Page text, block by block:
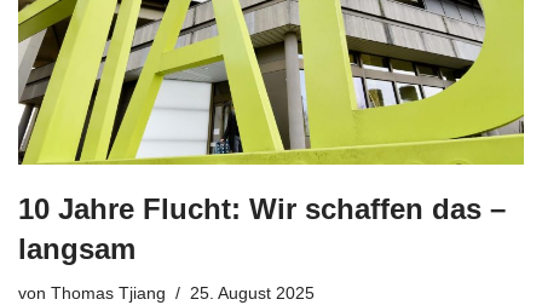
10 Jahre Flucht: Wir schaffen das –
langsam
von Thomas Tjiang 25. August 2025